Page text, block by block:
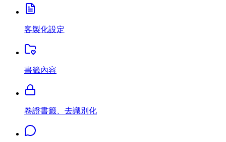
客製化設定
書籤內容
卷證書籤、去識別化